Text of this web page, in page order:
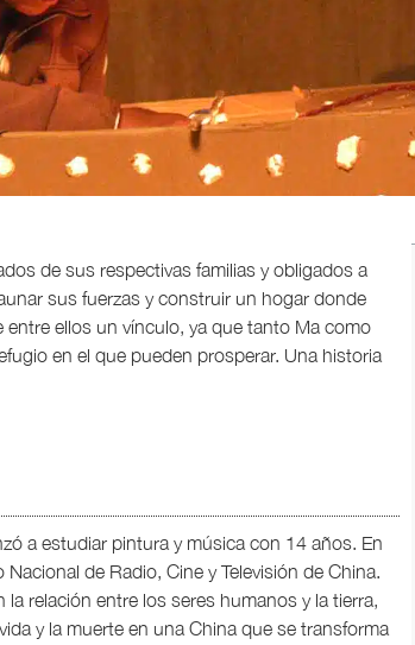
de sus respectivas familias y obligados a
sus fuerzas y construir un hogar donde
entre ellos un vínculo, ya que tanto Ma como
en el que pueden prosperar. Una historia
a estudiar pintura y música con 14 años. En
de Radio, Cine y Televisión de China.
relación entre los seres humanos y la tierra,
y la muerte en una China que se transforma